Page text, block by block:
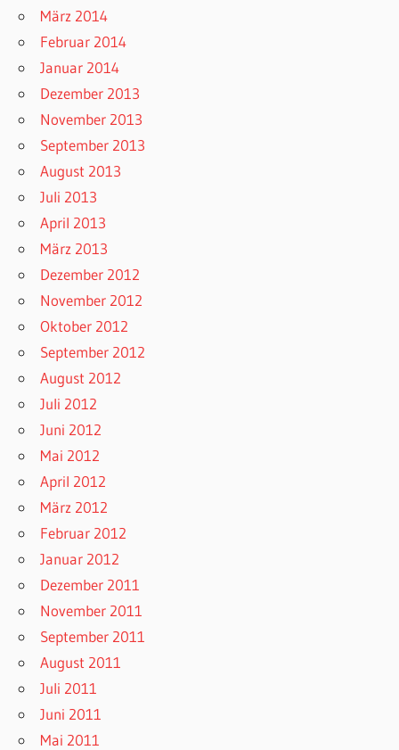
März 2014
Februar 2014
Januar 2014
Dezember 2013
November 2013
September 2013
August 2013
Juli 2013
April 2013
März 2013
Dezember 2012
November 2012
Oktober 2012
September 2012
August 2012
Juli 2012
Juni 2012
Mai 2012
April 2012
März 2012
Februar 2012
Januar 2012
Dezember 2011
November 2011
September 2011
August 2011
Juli 2011
Juni 2011
Mai 2011